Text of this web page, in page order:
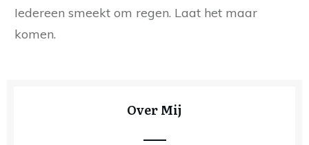
Iedereen smeekt om regen. Laat het maar
komen.
Over Mij